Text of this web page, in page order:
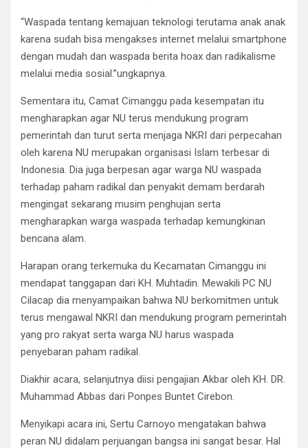
“Waspada tentang kemajuan teknologi terutama anak anak
karena sudah bisa mengakses internet melalui smartphone
dengan mudah dan waspada berita hoax dan radikalisme
melalui media sosial.”ungkapnya.
Sementara itu, Camat Cimanggu pada kesempatan itu
mengharapkan agar NU terus mendukung program
pemerintah dan turut serta menjaga NKRI dari perpecahan
oleh karena NU merupakan organisasi Islam terbesar di
Indonesia. Dia juga berpesan agar warga NU waspada
terhadap paham radikal dan penyakit demam berdarah
mengingat sekarang musim penghujan serta
mengharapkan warga waspada terhadap kemungkinan
bencana alam.
Harapan orang terkemuka du Kecamatan Cimanggu ini
mendapat tanggapan dari KH. Muhtadin. Mewakili PC NU
Cilacap dia menyampaikan bahwa NU berkomitmen untuk
terus mengawal NKRI dan mendukung program pemerintah
yang pro rakyat serta warga NU harus waspada
penyebaran paham radikal.
Diakhir acara, selanjutnya diisi pengajian Akbar oleh KH. DR.
Muhammad Abbas dari Ponpes Buntet Cirebon.
Menyikapi acara ini, Sertu Carnoyo mengatakan bahwa
peran NU didalam perjuangan bangsa ini sangat besar. Hal